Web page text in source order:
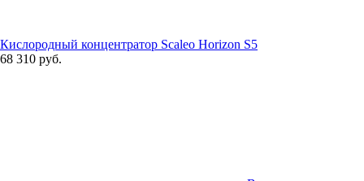
Кислородный концентратор Scaleo Horizon S5
68 310 руб.